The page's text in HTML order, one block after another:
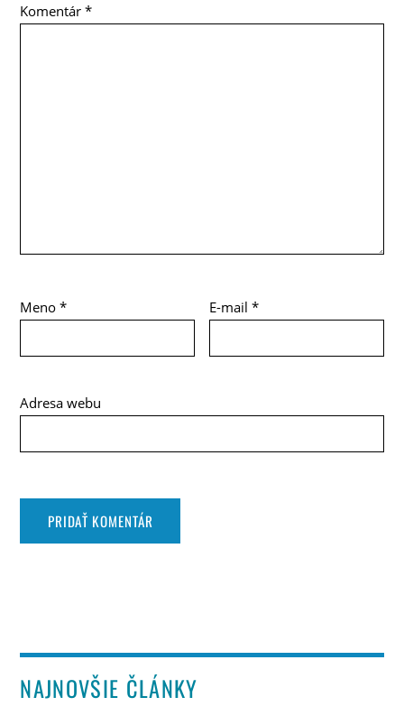
Komentár*
Meno* E-mail*
Adresa webu
NAJNOVŠIE ČLÁNKY